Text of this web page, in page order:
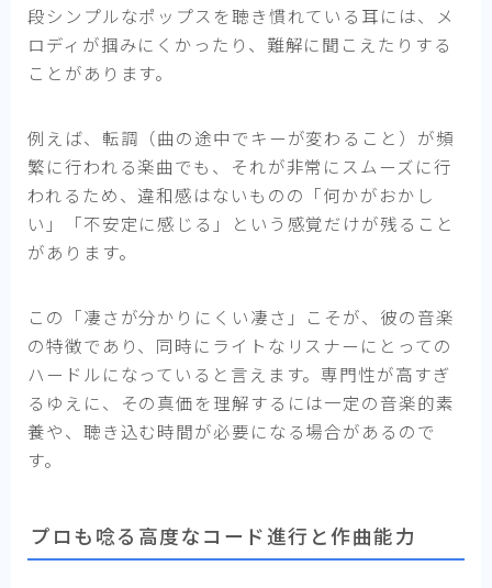
段シンプルなポップスを聴き慣れている耳には、メ
ロディが掴みにくかったり、難解に聞こえたりする
ことがあります。
例えば、転調（曲の途中でキーが変わること）が頻
繁に行われる楽曲でも、それが非常にスムーズに行
われるため、違和感はないものの「何かがおかし
い」「不安定に感じる」という感覚だけが残ること
があります。
この「凄さが分かりにくい凄さ」こそが、彼の音楽
の特徴であり、同時にライトなリスナーにとっての
ハードルになっていると言えます。専門性が高すぎ
るゆえに、その真価を理解するには一定の音楽的素
養や、聴き込む時間が必要になる場合があるので
す。
プロも唸る高度なコード進行と作曲能力